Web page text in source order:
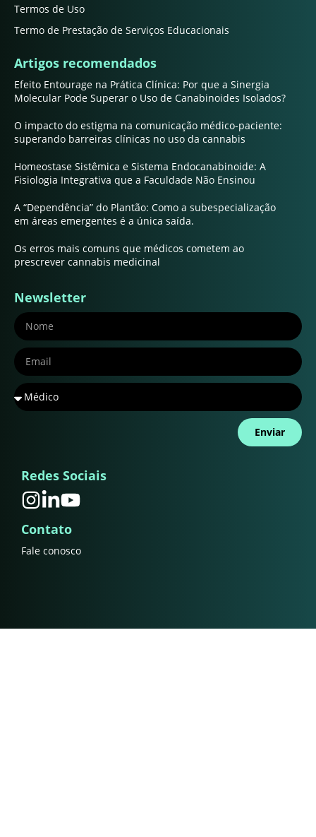
Termos de Uso
Termo de Prestação de Serviços Educacionais
Artigos recomendados
Efeito Entourage na Prática Clínica: Por que a Sinergia
Molecular Pode Superar o Uso de Canabinoides Isolados?
O impacto do estigma na comunicação médico-paciente:
superando barreiras clínicas no uso da cannabis
Homeostase Sistêmica e Sistema Endocanabinoide: A
Fisiologia Integrativa que a Faculdade Não Ensinou
A “Dependência” do Plantão: Como a subespecialização
em áreas emergentes é a única saída.
Os erros mais comuns que médicos cometem ao
prescrever cannabis medicinal
Newsletter
Enviar
Redes Sociais
Contato
Fale conosco